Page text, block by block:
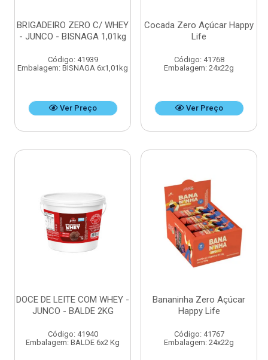
BRIGADEIRO ZERO C/ WHEY
- JUNCO - BISNAGA 1,01kg
Código: 41939
Embalagem: BISNAGA 6x1,01kg
Ver Preço
Cocada Zero Açúcar Happy
Life
Código: 41768
Embalagem: 24x22g
Ver Preço
DOCE DE LEITE COM WHEY -
JUNCO - BALDE 2KG
Código: 41940
Embalagem: BALDE 6x2 Kg
Bananinha Zero Açúcar
Happy Life
Código: 41767
Embalagem: 24x22g